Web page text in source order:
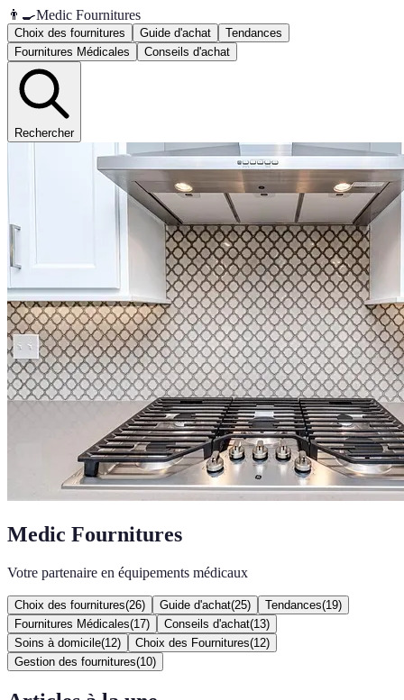
👨‍🍳Medic Fournitures
Choix des fournitures Guide d'achat
Tendances
Fournitures Médicales
Conseils d'achat
Rechercher
Medic Fournitures
Votre partenaire en équipements médicaux
Choix des fournitures(26) Guide d'achat(25) Tendances(19)
Fournitures Médicales(17) Conseils d'achat(13)
Soins à domicile(12) Choix des Fournitures(12)
Gestion des fournitures(10)